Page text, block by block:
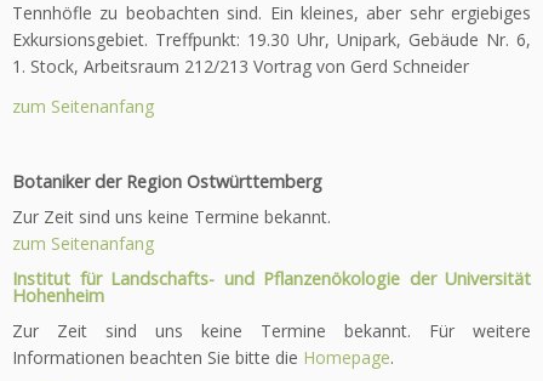
Tennhöfle zu beobachten sind. Ein kleines, aber sehr ergiebiges
Exkursionsgebiet. Treffpunkt: 19.30 Uhr, Unipark, Gebäude Nr. 6,
1. Stock, Arbeitsraum 212/213 Vortrag von Gerd Schneider
zum Seitenanfang
Botaniker der Region Ostwürttemberg
Zur Zeit sind uns keine Termine bekannt.
zum Seitenanfang
Institut für Landschafts- und Pflanzenökologie der Universität
Hohenheim
Zur Zeit sind uns keine Termine bekannt. Für weitere
Informationen beachten Sie bitte die Homepage.